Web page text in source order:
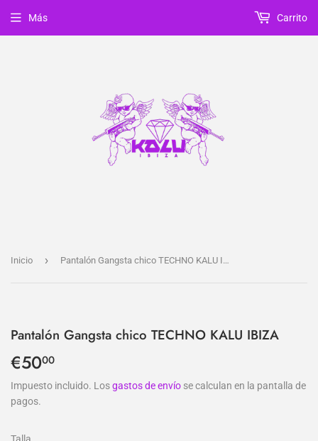
Más Carrito
Inicio › Pantalón Gangsta chico TECHNO KALU IBIZA
Pantalón Gangsta chico TECHNO KALU IBIZA
€5000
Impuesto incluido. Losgastos de envío se calculan en la pantalla de
pagos.